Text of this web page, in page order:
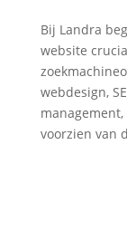
Bij Landra
website
webdesign,
voorzien van